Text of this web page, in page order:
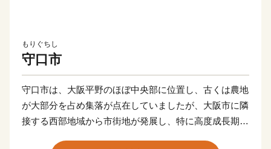
もりぐちし
守口市
守口市は、大阪平野のほぼ中央部に位置し、古くは農地
が大部分を占め集落が点在していましたが、大阪市に隣
接する西部地域から市街地が発展し、特に高度成長期に